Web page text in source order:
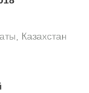
Казахстан